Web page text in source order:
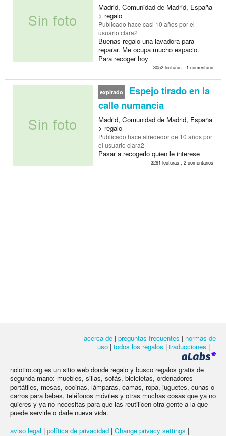
Madrid, Comunidad de Madrid, España
> regalo
Publicado hace casi 10 añospor el
usuario clara2
Buenas regalo una lavadora para
reparar. Me ocupa mucho espacio.
Para recoger hoy
3052 lecturas , 1 comentario
expirado
Espejo tirado en la
calle numancia
Madrid, Comunidad de Madrid, España
> regalo
Publicado hace alrededor de 10 añospor
el usuario clara2
Pasar a recogerlo quien le interese
3291 lecturas , 2 comentarios
acerca de | preguntas frecuentes | normas de
uso | todos los regalos | traducciones |
nolotiro.org es un sitio web donde regalo y busco regalos gratis de
segunda mano: muebles, sillas, sofás, bicicletas, ordenadores
portátiles, mesas, cocinas, lámparas, camas, ropa, juguetes, cunas o
carros para bebes, teléfonos móviles y otras muchas cosas que ya no
quieres y ya no necesitas para que las reutilicen otra gente a la que
puede servirle o darle nueva vida.
aviso legal | política de privacidad | Change privacy settings |